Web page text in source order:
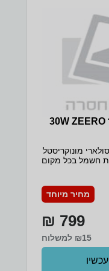
פאנל סולארי נייד 30W ZEERO
מונוקריסטל
חשמל בכל מקום
חשמל, ים,
טרקים, חצר,
משלוח מהיר
מחיר מיוחד
799 ₪
₪15 למשלוח